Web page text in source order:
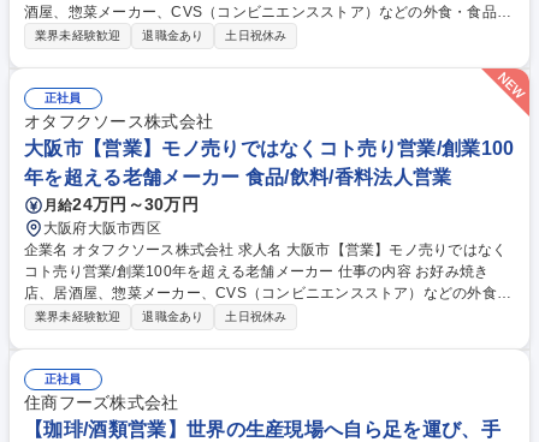
酒屋、惣菜メーカー、CVS（コンビニエンスストア）などの外食・食品業
界向けに、自社調味料（ソース・酢・たれ等）を活用したメニュー提案を
がら繁盛店/ヒット商品の創出に伴走する営業です。 味の提案にとどまら
ず、商品開発や売場づくり、販売戦略などにも関わり、経営やブランドづ
くりに深く入り込むことができます。 ・店舗の新規開業支援（メニュー開
発、実演、オペレーション指導） ・CVS向け商品企画・メニュー開発
（中食ニーズに対応した商品提案） ・問屋（代理店）との同行販売、プロ
モーション企画の立案 募集職種 江東区【営業】モノ売りではなくコト売
り/創業100年を超える老舗メーカー
業界未経験歓迎 退職金あり 土日祝休み
正社員
オタフクソース株式会社
大阪市【営業】モノ売りではなくコト売り営業/創業100
年を超える老舗メーカー 食品/飲料/香料法人営業
月給24万円～30万円
大阪府大阪市西区
企業名 オタフクソース株式会社 求人名 大阪市【営業】モノ売りではなく
コト売り営業/創業100年を超える老舗メーカー 仕事の内容 お好み焼き
店、居酒屋、惣菜メーカー、CVS（コンビニエンスストア）などの外食・
食品業界向けに、自社調味料（ソース・酢・たれ等）を活用したメニュー
どまらず、商品開発や売場づくり、販売戦略などにも関わり、経営やブラ
ンドづくりに深く入り込むことができます。 ・店舗の新規開業支援（メニ
ュー開発、実演、オペレーション指導） ・CVS向け商品企画・メニュー
業界未経験歓迎 退職金あり 土日祝休み
正社員
住商フーズ株式会社
【珈琲/酒類営業】世界の生産現場へ自ら足を運び、手